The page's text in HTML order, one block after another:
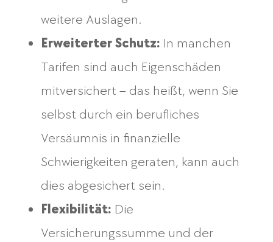
weitere Auslagen.
Erweiterter Schutz: In manchen
Tarifen sind auch Eigenschäden
mitversichert – das heißt, wenn Sie
selbst durch ein berufliches
Versäumnis in finanzielle
Schwierigkeiten geraten, kann auch
dies abgesichert sein.
Flexibilität: Die
Versicherungssumme und der